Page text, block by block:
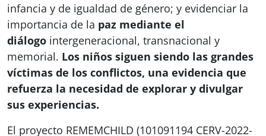
infancia y de igualdad de género; y evidenciar la
importancia de la paz mediante el
diálogo intergeneracional, transnacional y
memorial. Los niños siguen siendo las grandes
víctimas de los conflictos, una evidencia que
refuerza la necesidad de explorar y divulgar
sus experiencias.
El proyecto REMEMCHILD (101091194 CERV-2022-